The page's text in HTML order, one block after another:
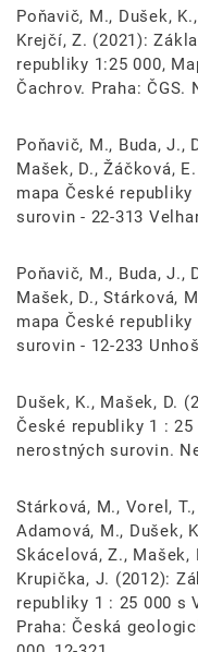
Poňavič, M., Dušek,
Krejčí, Z. (2021):
republiky 1:25 000,
Čachrov. Praha: ČGS.
Poňavič, M., Buda, J.,
Mašek, D., Žáčková,
mapa České
surovin - 22-313
Poňavič, M., Buda, J.,
Mašek, D., Stárková,
mapa České
surovin - 12-233
Dušek, K., Mašek, D.
České republiky 1 :
nerostných surovin.
Stárková, M., Vorel,
Adamová, M., Dušek,
Skácelová, Z., Mašek,
Krupička, J. (2012):
republiky 1 : 25 000 s
Praha: Česká